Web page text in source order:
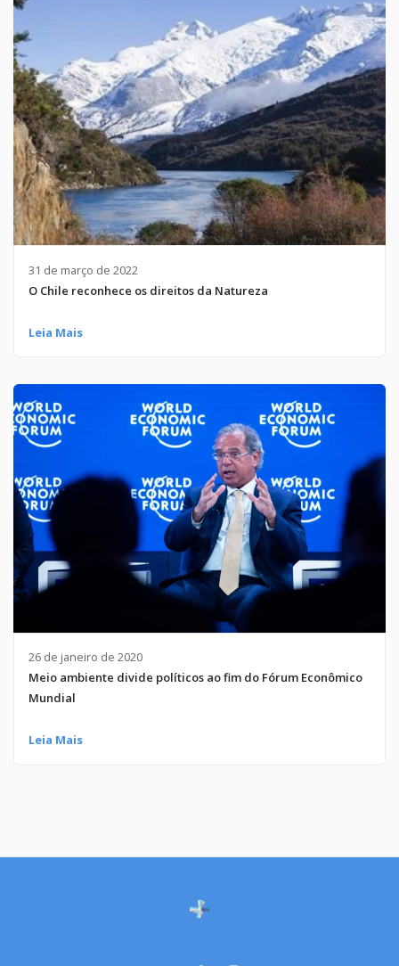
31 de março de 2022
O Chile reconhece os direitos da Natureza
Leia Mais
26 de janeiro de 2020
Meio ambiente divide políticos ao fim do Fórum Econômico
Mundial
Leia Mais